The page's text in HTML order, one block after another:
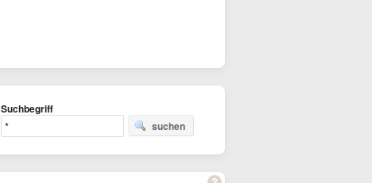
Suchbegriff
suchen